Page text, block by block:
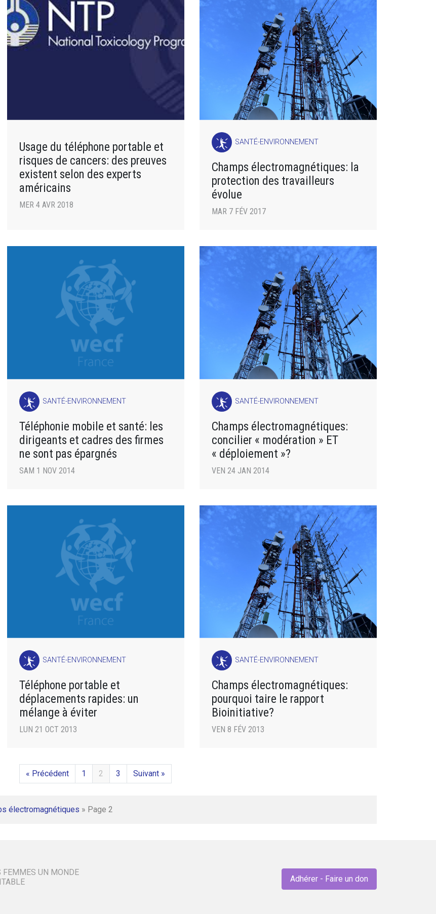
Usage du téléphone portable et
risques de cancers: des preuves
existent selon des experts
américains
MER 4 AVR 2018
SANTÉ-ENVIRONNEMENT
Champs électromagnétiques: la
protection des travailleurs
évolue
MAR 7 FÉV 2017
SANTÉ-ENVIRONNEMENT
Téléphonie mobile et santé: les
dirigeants et cadres des firmes
ne sont pas épargnés
SAM 1 NOV 2014
SANTÉ-ENVIRONNEMENT
Champs électromagnétiques:
concilier « modération » ET
« déploiement »?
VEN 24 JAN 2014
SANTÉ-ENVIRONNEMENT
Téléphone portable et
déplacements rapides: un
mélange à éviter
LUN 21 OCT 2013
SANTÉ-ENVIRONNEMENT
Champs électromagnétiques:
pourquoi taire le rapport
Bioinitiative?
VEN 8 FÉV 2013
« Précédent 1 2 3 Suivant »
électromagnétiques » Page 2
FEMMES UN MONDE
Adhérer - Faire un don